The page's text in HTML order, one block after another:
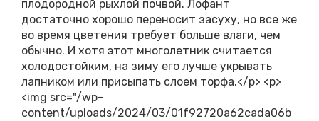
плодородной рыхлой почвой. Лофант
достаточно хорошо переносит засуху, но все же
во время цветения требует больше влаги, чем
обычно. И хотя этот многолетник считается
холодостойким, на зиму его лучше укрывать
лапником или присыпать слоем торфа.</p> <p>
<img src="/wp-
content/uploads/2024/03/01f92720a62cada06b